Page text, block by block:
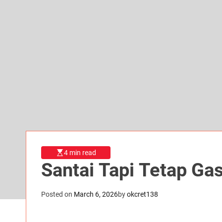
4 min read
Santai Tapi Tetap
Posted on March 6, 2026byokcret138